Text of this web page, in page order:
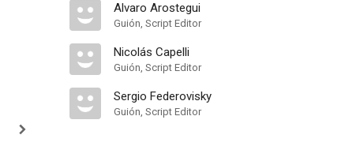
Alvaro Arostegui
Guión, Script Editor
Nicolás Capelli
Guión, Script Editor
Sergio Federovisky
Guión, Script Editor